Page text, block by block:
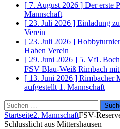
[ 7. August 2026 ] Der erste
Mannschaft
[ 23. Juli 2026 ] Einladung
Verein
[ 23. Juli 2026 ]
Haben Verein
[ 29. Juni 2026 ] 5. VfL
FSV Blau-Weiß Rimbach
[ 13. Juni 2026 ] Rimbacher
aufgestellt 1. Mannschaft
Suchen
nach:
Startseite2. MannschaftFSV-
Schlusslicht aus Mittershausen